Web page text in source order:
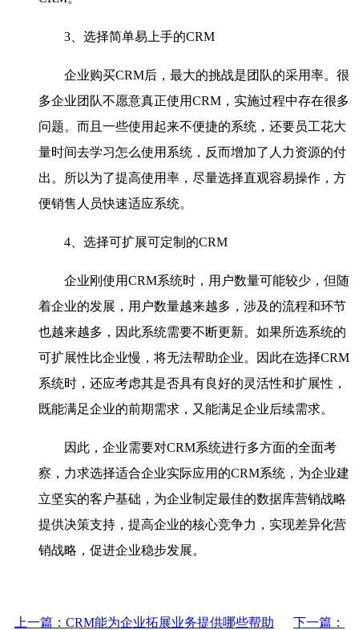
3、选择简单易上手的CRM
企业购买CRM后，最大的挑战是团队的采用率。很
多企业团队不愿意真正使用CRM，实施过程中存在很多
问题。而且一些使用起来不便捷的系统，还要员工花大
量时间去学习怎么使用系统，反而增加了人力资源的付
出。所以为了提高使用率，尽量选择直观容易操作，方
便销售人员快速适应系统。
4、选择可扩展可定制的CRM
企业刚使用CRM系统时，用户数量可能较少，但随
着企业的发展，用户数量越来越多，涉及的流程和环节
也越来越多，因此系统需要不断更新。如果所选系统的
可扩展性比企业慢，将无法帮助企业。因此在选择CRM
系统时，还应考虑其是否具有良好的灵活性和扩展性，
既能满足企业的前期需求，又能满足企业后续需求。
因此，企业需要对CRM系统进行多方面的全面考
察，力求选择适合企业实际应用的CRM系统，为企业建
立坚实的客户基础，为企业制定最佳的数据库营销战略
提供决策支持，提高企业的核心竞争力，实现差异化营
销战略，促进企业稳步发展。
上一篇：CRM能为企业拓展业务提供哪些帮助 下一篇：